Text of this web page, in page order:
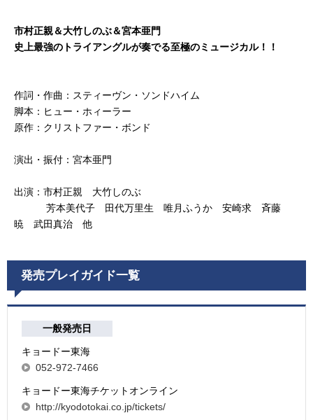
市村正親＆大竹しのぶ＆宮本亜門
史上最強のトライアングルが奏でる至極のミュージカル！！
作詞・作曲：スティーヴン・ソンドハイム
脚本：ヒュー・ホィーラー
原作：クリストファー・ボンド
演出・振付：宮本亜門
出演：市村正親 大竹しのぶ
芳本美代子 田代万里生 唯月ふうか 安崎求 斉藤
暁 武田真治 他
発売プレイガイド一覧
一般発売日
キョードー東海
052-972-7466
キョードー東海チケットオンライン
http://kyodotokai.co.jp/tickets/